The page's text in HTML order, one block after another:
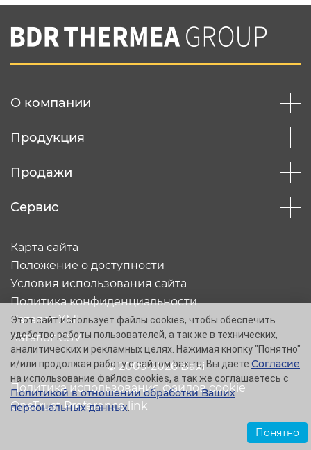
Вы соглашаетесь с нашей политикой
конфеденциальности
О компании
Продукция
Продажи
Сервис
© 2005-2026 Baxi
Карта сайта
Положение о доступности
Условия использования сайта
Политика конфиденциальности
Каталог XML
Каталог CSV
Политика использования файлов cookie
OneTrust Preference link
Этот сайт использует файлы cookies, чтобы обеспечить
удобство работы пользователей, а так же в технических,
аналитических и рекламных целях. Нажимая кнопку "Понятно"
и/или продолжая работу с сайтом baxi.ru, Вы даете Согласие
на использование файлов cookies, а так же соглашаетесь с
Политикой в отношении обработки Ваших
персональных данных.
Понятно